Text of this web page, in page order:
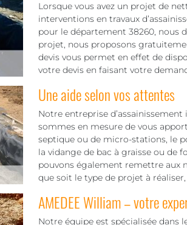
Lorsque vous avez un projet de
interventions en travaux
pour le département 38260, nous
projet, nous proposons
devis vous permet en effet de
votre devis en faisant votre
Une aide selon vos attentes
Notre entreprise
sommes en mesure de vous
septique ou de micro-stations, le
la vidange de bac à graisse ou de
pouvons également remettre aux
que soit le type de projet à
AMEDEE William – votre
Notre équipe est spécialisée dans